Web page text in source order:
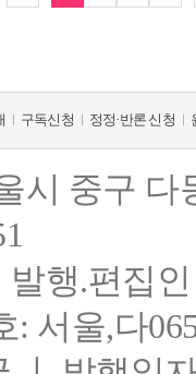
구독신청 정정·반론 신청
시 중구
행.편집
서울,다